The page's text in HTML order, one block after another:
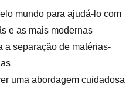
mundo para ajudá-lo com
e as mais modernas
a separação de matérias-
uma abordagem cuidadosa